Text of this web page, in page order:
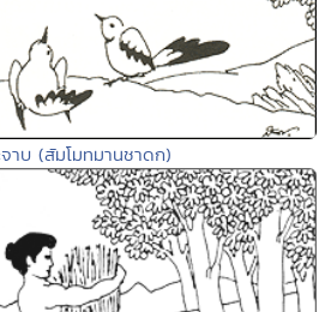
าบ (สัมโมทมานชาดก)